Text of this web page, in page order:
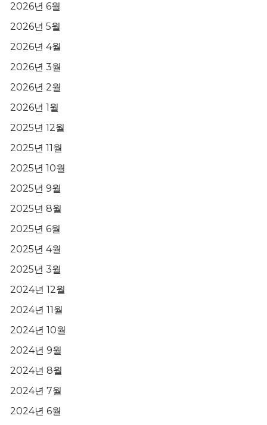
2026년 6월
2026년 5월
2026년 4월
2026년 3월
2026년 2월
2026년 1월
2025년 12월
2025년 11월
2025년 10월
2025년 9월
2025년 8월
2025년 6월
2025년 4월
2025년 3월
2024년 12월
2024년 11월
2024년 10월
2024년 9월
2024년 8월
2024년 7월
2024년 6월